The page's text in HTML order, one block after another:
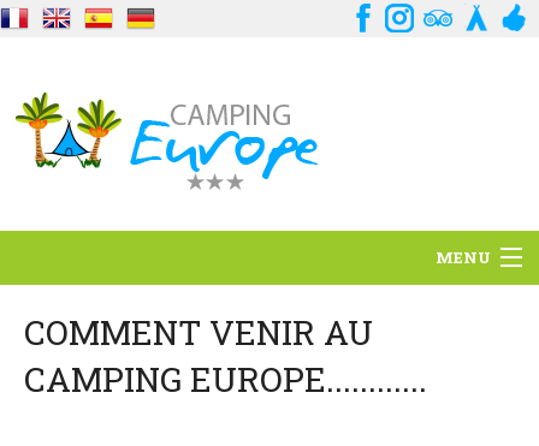
MENU
Standort
Ambience
COMMENT VENIR AU
CAMPING EUROPE............